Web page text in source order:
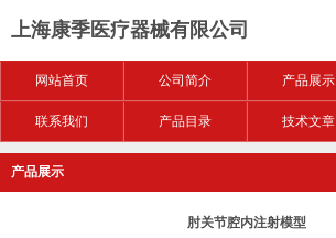
上海康季医疗器械有限公司
网站首页 公司简介 产品展示
联系我们 产品目录 技术文章
产品展示
肘关节腔内注射模型